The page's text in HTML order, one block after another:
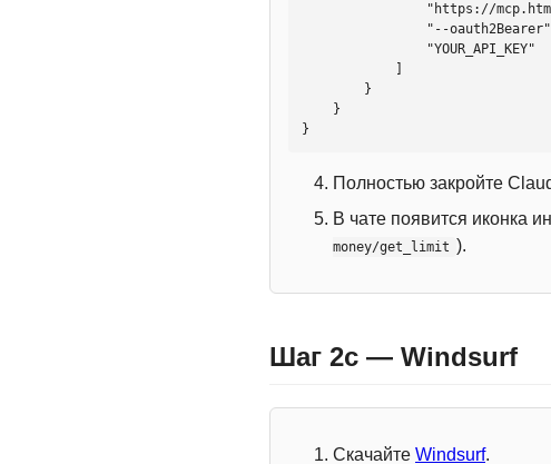
}
Полностью закройте
В чате появится иконка
money/get_limit ).
Шаг 2c — Windsurf
Скачайте Windsurf.